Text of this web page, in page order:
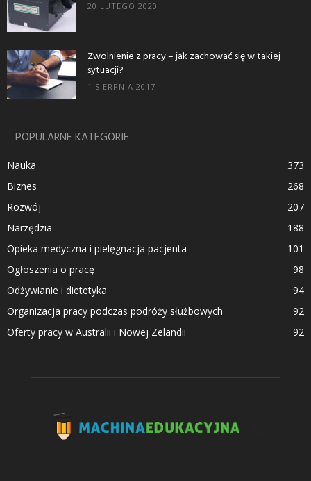
20 LUTEGO 2020
Zwolnienie z pracy – jak zachować się w takiej
sytuacji?
1 SIERPNIA 2017
POPULARNE KATEGORIE
Nauka
373
Biznes
268
Rozwój
207
Narzędzia
188
Opieka medyczna i pielęgnacja pacjenta
101
Ogłoszenia o pracę
98
Odżywianie i dietetyka
94
Organizacja pracy podczas podróży służbowych
92
Oferty pracy w Australii i Nowej Zelandii
92